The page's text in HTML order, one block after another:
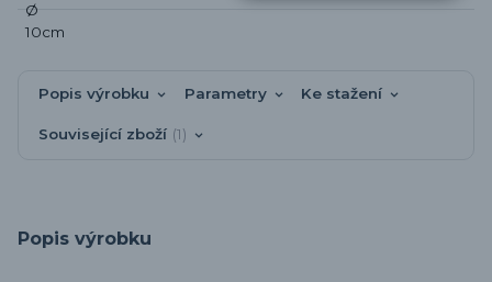
Popis výrobku Parametry Ke stažení
Související zboží 1
Popis výrobku